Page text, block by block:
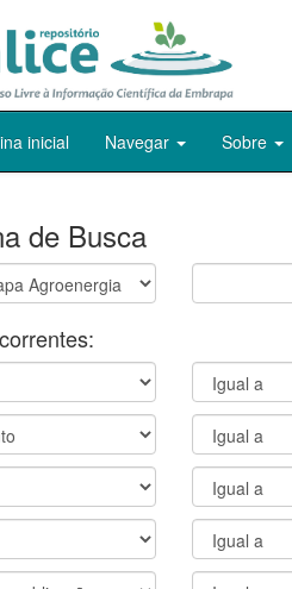
inicial Navegar Sobre
de Busca